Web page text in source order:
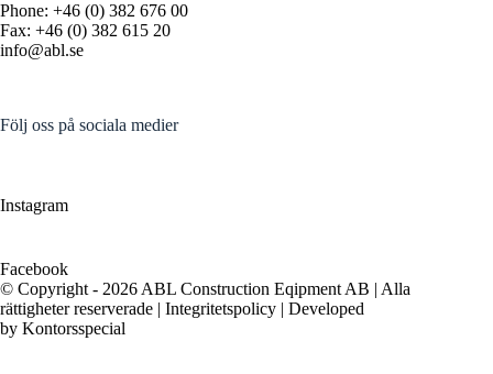
Phone: +46 (0) 382 676 00
Fax: +46 (0) 382 615 20
info@abl.se
Följ oss på sociala medier
Instagram
Facebook
© Copyright - 2026 ABL Construction Eqipment AB | Alla
rättigheter reserverade | Integritetspolicy | Developed
by Kontorsspecial